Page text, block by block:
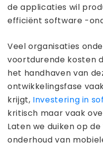
de applicaties wil
efficiënt software -
Veel organisaties
voortdurende kosten
het handhaven van
ontwikkelingsfase
krijgt, Investering in
kritisch maar vaak
Laten we duiken op
onderhoud van